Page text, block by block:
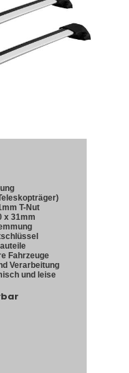
T-Nut
x 31mm
Fahrzeuge
Verarbeitung
und leise